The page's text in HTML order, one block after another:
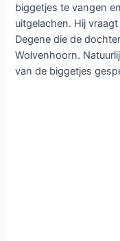
biggetjes te vangen
uitgelachen. Hij
Degene die de
Wolvenhoorn.
van de biggetjes